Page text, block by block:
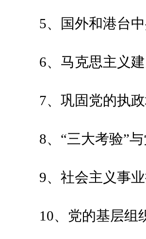
5、国外和港台
6、马克思主义
7、巩固党的执
8、“三大考验”
9、社会主义事
10、党的基层组